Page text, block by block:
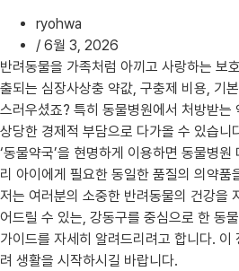
ryohwa
/ 6월 3, 2026
반려동물을 가족처럼 아끼고 사랑하는 보
출되는 심장사상충 약값, 구충제 비용, 기
스러우셨죠? 특히 동물병원에서 처방받는
상당한 경제적 부담으로 다가올 수 있습니
‘동물약국’을 현명하게 이용하면 동물병
리 아이에게 필요한 동일한 품질의 의약품
저는 여러분의 소중한 반려동물의 건강을
어드릴 수 있는, 강동구를 중심으로 한 동
가이드를 자세히 알려드리려고 합니다. 이
려 생활을 시작하시길 바랍니다.